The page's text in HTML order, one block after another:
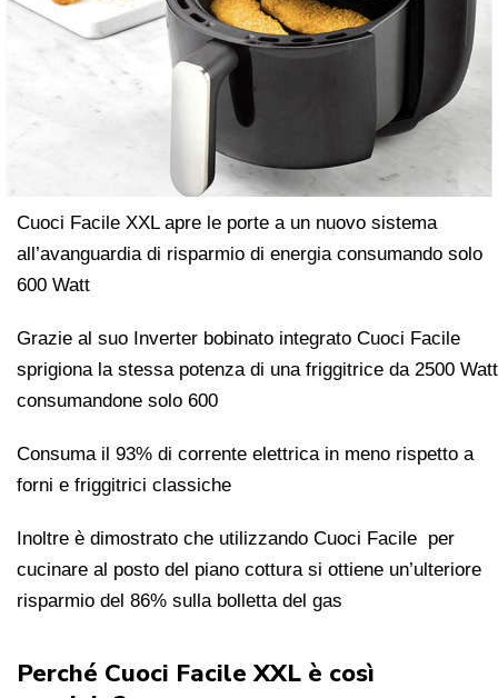
Cuoci Facile XXL apre le porte a un nuovo sistema
all’avanguardia di risparmio di energia consumando solo
600 Watt
Grazie al suo Inverter bobinato integrato Cuoci Facile
sprigiona la stessa potenza di una friggitrice da 2500 Watt
consumandone solo 600
Consuma il 93% di corrente elettrica in meno rispetto a
forni e friggitrici classiche
Inoltre è dimostrato che utilizzando Cuoci Facile per
cucinare al posto del piano cottura si ottiene un’ulteriore
risparmio del 86% sulla bolletta del gas
Perché Cuoci Facile XXL è così